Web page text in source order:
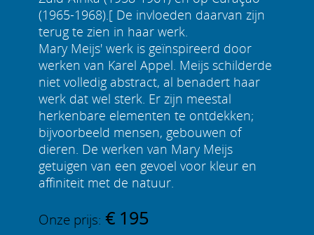
(1965-1968).[ De invloeden daarvan zijn
terug te zien in haar werk.
Mary Meijs' werk is geïnspireerd door
werken van Karel Appel. Meijs schilderde
niet volledig abstract, al benadert haar
werk dat wel sterk. Er zijn meestal
herkenbare elementen te ontdekken;
bijvoorbeeld mensen, gebouwen of
dieren. De werken van Mary Meijs
getuigen van een gevoel voor kleur en
affiniteit met de natuur.
Onze prijs: € 195